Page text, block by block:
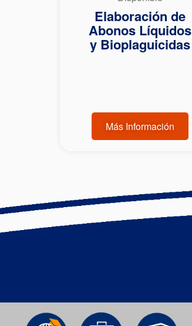
Elaboración de
Abonos Líquidos
y Bioplaguicidas
Más Información